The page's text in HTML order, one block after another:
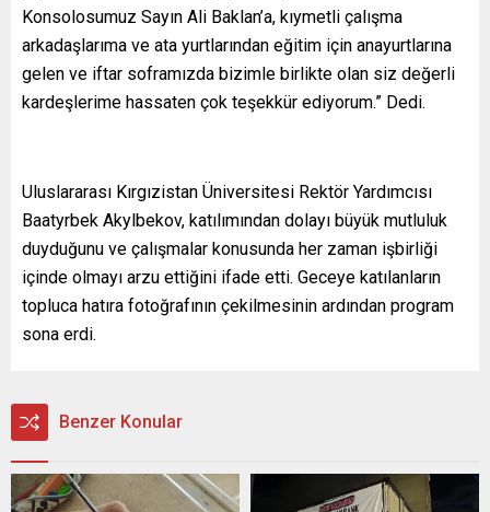
Konsolosumuz Sayın Ali Baklan’a, kıymetli çalışma
arkadaşlarıma ve ata yurtlarından eğitim için anayurtlarına
gelen ve iftar soframızda bizimle birlikte olan siz değerli
kardeşlerime hassaten çok teşekkür ediyorum.” Dedi.
Uluslararası Kırgızistan Üniversitesi Rektör Yardımcısı
Baatyrbek Akylbekov, katılımından dolayı büyük mutluluk
duyduğunu ve çalışmalar konusunda her zaman işbirliği
içinde olmayı arzu ettiğini ifade etti. Geceye katılanların
topluca hatıra fotoğrafının çekilmesinin ardından program
sona erdi.
Benzer Konular